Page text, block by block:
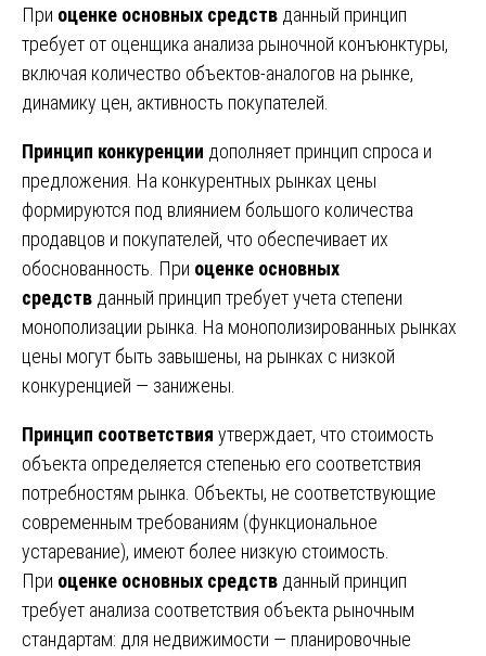
При оценке основных средств данный принцип
требует от оценщика анализа рыночной конъюнктуры,
включая количество объектов-аналогов на рынке,
динамику цен, активность покупателей.
Принцип конкуренции дополняет принцип спроса и
предложения. На конкурентных рынках цены
формируются под влиянием большого количества
продавцов и покупателей, что обеспечивает их
обоснованность. При оценке основных
средств данный принцип требует учета степени
монополизации рынка. На монополизированных рынках
цены могут быть завышены, на рынках с низкой
конкуренцией — занижены.
Принцип соответствия утверждает, что стоимость
объекта определяется степенью его соответствия
потребностям рынка. Объекты, не соответствующие
современным требованиям (функциональное
устаревание), имеют более низкую стоимость.
При оценке основных средств данный принцип
требует анализа соответствия объекта рыночным
стандартам: для недвижимости — планировочные